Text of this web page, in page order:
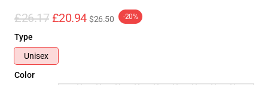
£26.17 £20.94 $26.50 -20%
Type
Unisex
Color